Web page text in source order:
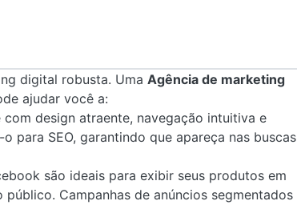
digital robusta. Uma Agência de marketing
ajudar você a:
com design atraente, navegação intuitiva e
para SEO, garantindo que apareça nas buscas
são ideais para exibir seus produtos em
Campanhas de anúncios segmentados